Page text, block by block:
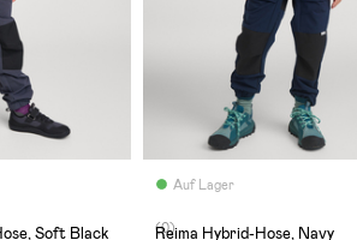
Soft Black
Auf Lager
(0)
Reima Hybrid-Hose, Navy